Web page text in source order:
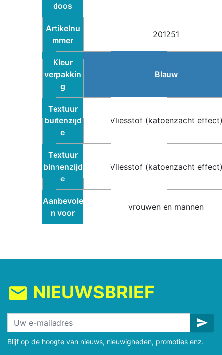
doos
Artikelnu
mmer
201251
Kleur
verpakkin
g
Blauw
Textuur
buitenzijd
e
Vliesstof (katoenzacht effect)
Textuur
binnenzijd
e
Vliesstof (katoenzacht effect)
Aanbevole
n voor
vrouwen en mannen
mail NIEUWSBRIEF
send
Blijf op de hoogte van nieuws, nieuwigheden, promoties enz.